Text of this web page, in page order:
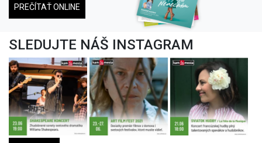
PREČÍTAŤ ONLINE
SLEDUJTE NÁŠ INSTAGRAM